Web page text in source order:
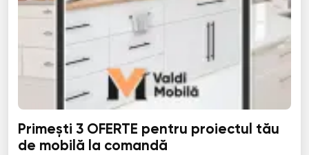
Primești 3 OFERTE pentru proiectul tău
de mobilă la comandă